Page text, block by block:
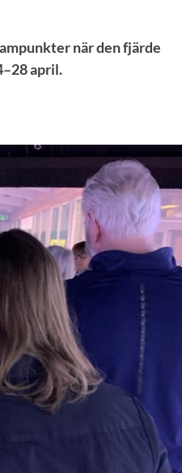
när den fjärde
april.